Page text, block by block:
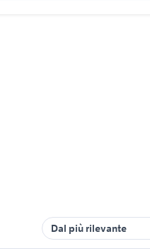
Dal più rilevante